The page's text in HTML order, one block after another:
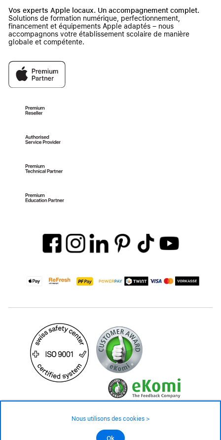
Vos experts Apple locaux. Un accompagnement complet.
Solutions de formation numérique, perfectionnement,
financement et équipements Apple adaptés – nous
accompagnons votre établissement scolaire de manière
globale et compétente.
©2026 Tous droits réservés
Nous utilisons des cookies >
Ok